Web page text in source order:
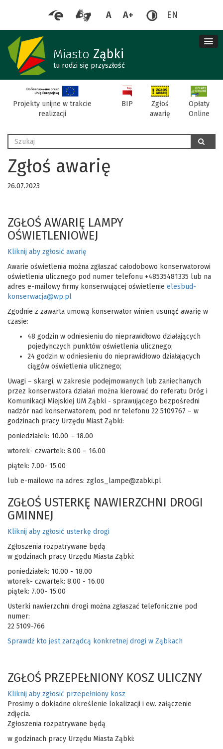
A A+ EN
Miasto Ząbki
tu rodzi się przyszłość
Projekty unijne w trakcie
realizacji
BIP
Zgłoś
awarię
Opłaty
Online
Wyszukaj szukaj
Zgłoś awarię
26.07.2023
ZGŁOŚ AWARIĘ LAMPY
OŚWIETLENIOWEJ
Kliknij aby zgłosić awarię
Awarie oświetlenia można zgłaszać całodobowo konserwatorowi
oświetlenia ulicznego pod numer telefonu +48535481335 lub na
adres e-mailowy firmy konserwującej oświetlenie elesbud-
konserwacja@wp.pl
Zgodnie z zawarta umową konserwator winien usunąć awarię w
czasie:
48 godzin w odniesieniu do nieprawidłowo działających
pojedynczych punktów oświetlenia ulicznego;
24 godzin w odniesieniu do nieprawidłowo działających
ciągów oświetlenia ulicznego;
Uwagi – skargi, w zakresie podejmowanych lub zaniechanych
przez konserwatora działań można kierować do referatu Dróg i
Komunikacji Miejskiej UM Ząbki - sprawującego bezpośredni
nadzór nad konserwatorem, pod nr telefonu 22 5109767 – w
godzinach pracy Urzędu Miast Ząbki:
poniedziałek: 10.00 – 18.00
wtorek- czwartek: 8.00 – 16.00
piątek: 7.00- 15.00
lub e-mailowo na adres: zglos_lampe@zabki.pl
ZGŁOŚ USTERKĘ NAWIERZCHNI DROGI
GMINNEJ
Kliknij aby zgłosić usterkę drogi
Zgłoszenia rozpatrywane będą
w godzinach pracy Urzędu Miasta Ząbki:
poniedziałek: 10.00 - 18.00
wtorek- czwartek: 8.00 - 16.00
piątek: 7.00- 15.00
Usterki nawierzchni drogi można zgłaszać telefonicznie pod
numer:
22 5109-766
Sprawdź kto jest zarządcą konkretnej drogi w Ząbkach
ZGŁOŚ PRZEPEŁNIONY KOSZ ULICZNY
Kliknij aby zgłosić przepełniony kosz
Prosimy o dokładne określenie lokalizacji i ew. załączenie
zdjęcia.
Zgłoszenia rozpatrywane będą
w godzinach pracy Urzędu Miasta Ząbki: